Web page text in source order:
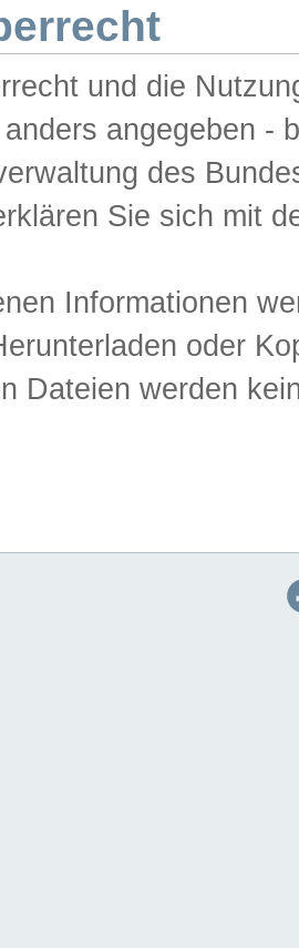
und die
angegeben -
des
Sie sich mit
Informationen
oder
Dateien werden